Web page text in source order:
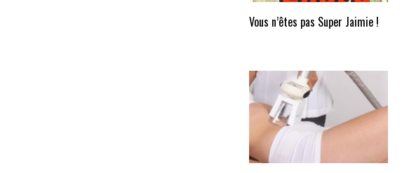
Vous n’êtes pas Super Jaimie !